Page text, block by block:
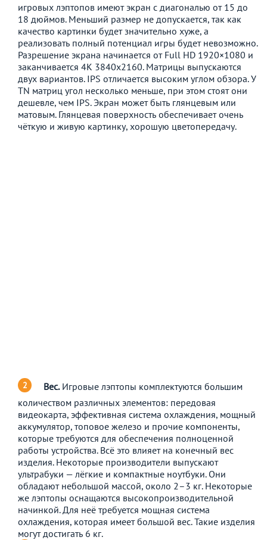
игровых лэптопов имеют экран с диагональю от 15 до
18 дюймов. Меньший размер не допускается, так как
качество картинки будет значительно хуже, а
реализовать полный потенциал игры будет невозможно.
Разрешение экрана начинается от Full HD 1920×1080 и
заканчивается 4К 3840х2160. Матрицы выпускаются
двух вариантов. IPS отличается высоким углом обзора. У
TN матриц угол несколько меньше, при этом стоят они
дешевле, чем IPS. Экран может быть глянцевым или
матовым. Глянцевая поверхность обеспечивает очень
чёткую и живую картинку, хорошую цветопередачу.
Вес.Игровые лэптопы комплектуются большим
количеством различных элементов: передовая
видеокарта, эффективная система охлаждения, мощный
аккумулятор, топовое железо и прочие компоненты,
которые требуются для обеспечения полноценной
работы устройства. Всё это влияет на конечный вес
изделия. Некоторые производители выпускают
ультрабуки — лёгкие и компактные ноутбуки. Они
обладают небольшой массой, около 2–3 кг. Некоторые
же лэптопы оснащаются высокопроизводительной
начинкой. Для неё требуется мощная система
охлаждения, которая имеет большой вес. Такие изделия
могут достигать 6 кг.